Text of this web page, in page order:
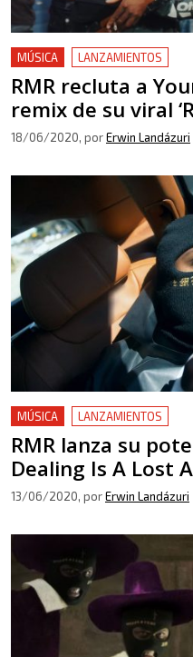
MÚSICA LANZAMIENTOS
RMR recluta a
remix de su viral
18/06/2020, porErwin Landázuri
MÚSICA LANZAMIENTOS
RMR lanza su
Dealing Is A Lost
13/06/2020, porErwin Landázuri